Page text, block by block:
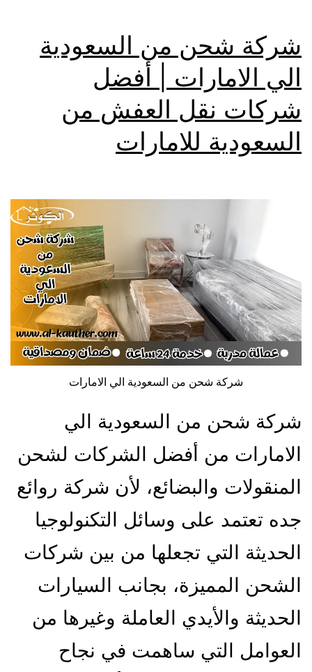
شركة شحن من السعودية
الي الامارات | أفضل
شركات نقل العفش من
السعودية للامارات
شركة شحن من السعودية الي الامارات
شركة شحن من السعودية الي
الامارات من أفضل الشركات لشحن
المنقولات والبضائع، لأن شركة روائع
جده تعتمد على وسائل التكنولوجيا
الحديثة التي تجعلها من بين شركات
الشحن المميزة، بجانب السيارات
الحديثة والأيدي العاملة وغيرها من
العوامل التي ساهمت في نجاح